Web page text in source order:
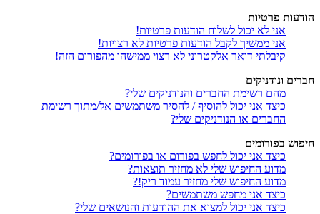
הודעות פרטיות
אני לא יכול לשלוח הודעות פרטיות!
אני ממשיך לקבל הודעות פרטיות לא רצויות!
קיבלתי דואר אלקטרוני לא רצוי ממישהו מהפורום הזה!
חברים ונודניקים
מהם רשימת החברים והנודניקים שלי?
כיצד אני יכול להוסיף / להסיר משתמשים אל/מתוך רשימת
החברים או הנודניקים שלי?
חיפוש בפורומים
כיצד אני יכול לחפש בפורום או בפורומים?
מדוע החיפוש שלי לא מחזיר תוצאות?
מדוע החיפוש שלי מחזיר עמוד ריק!?
כיצד אני מחפש משתמשים?
כיצד אני יכול למצוא את ההודעות והנושאים שלי?